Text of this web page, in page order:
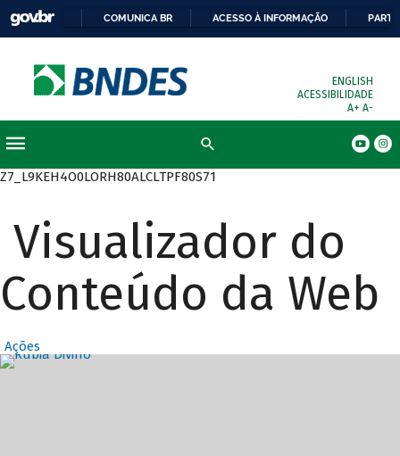
COMUNICA BR ACESSO À INFORMAÇÃO
ENGLISH
ACESSIBILIDADE
A+ A-
Z7_L9KEH4O0LORH80ALCLTPF80S71
Visualizador do
Conteúdo da Web
Ações
Destaques